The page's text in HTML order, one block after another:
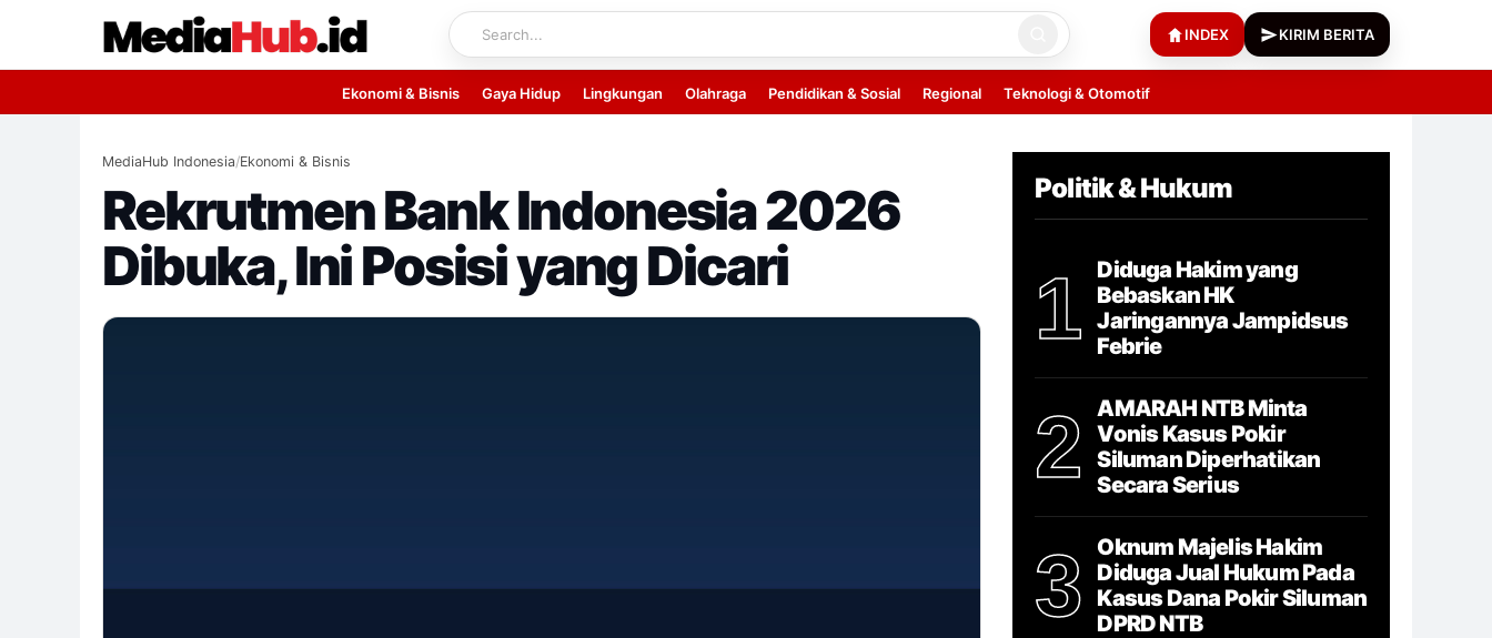
content
INDEX KIRIM BERITA
Ekonomi & Bisnis Gaya Hidup Lingkungan Olahraga Pendidikan & Sosial Regional Teknologi & Otomotif
MediaHub Indonesia/Ekonomi & Bisnis
Rekrutmen Bank Indonesia 2026
Dibuka, Ini Posisi yang Dicari
Politik & Hukum
1
Diduga Hakim yang
Bebaskan HK
Jaringannya Jampidsus
Febrie
2
AMARAH NTB Minta
Vonis Kasus Pokir
Siluman Diperhatikan
Secara Serius
3
Oknum Majelis Hakim
Diduga Jual Hukum Pada
Kasus Dana Pokir Siluman
DPRD NTB